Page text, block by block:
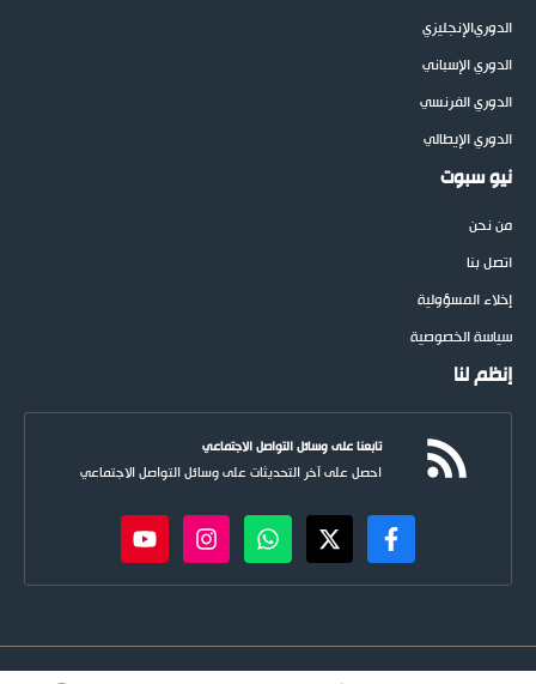
الدوريالإنجليزي
الدوري الإسباني
الدوري الفرنسي
الدوري الإيطالي
نيو سبوت
من نحن
اتصل بنا
إخلاء المسؤولية
سياسة الخصوصية
إنظم لنا
تابعنا على وسائل التواصل الاجتماعي
احصل على آخر التحديثات على وسائل التواصل الاجتماعي